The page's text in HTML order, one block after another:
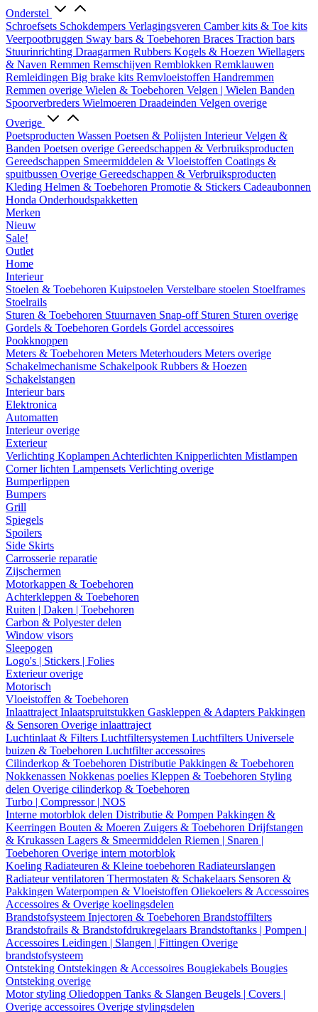
Onderstel
Schroefsets Schokdempers Verlagingsveren Camber kits & Toe kits
Veerpootbruggen Sway bars & Toebehoren Braces Traction bars
Stuurinrichting Draagarmen Rubbers Kogels & Hoezen Wiellagers
& Naven Remmen Remschijven Remblokken Remklauwen
Remleidingen Big brake kits Remvloeistoffen Handremmen
Remmen overige Wielen & Toebehoren Velgen | Wielen Banden
Spoorverbreders Wielmoeren Draadeinden Velgen overige
Overige
Poetsproducten Wassen Poetsen & Polijsten InterieurVelgen &
Banden Poetsen overige Gereedschappen & Verbruiksproducten
Gereedschappen Smeermiddelen & Vloeistoffen Coatings &
spuitbussen Overige Gereedschappen & Verbruiksproducten
Kleding Helmen & Toebehoren Promotie & Stickers Cadeaubonnen
Honda Onderhoudspakketten
Merken
Nieuw
Sale!
Outlet
Home
Interieur
Stoelen & Toebehoren Kuipstoelen Verstelbare stoelen Stoelframes
Stoelrails
Sturen & Toebehoren Stuurnaven Snap-off Sturen Sturen overige
Gordels & Toebehoren Gordels Gordel accessoires
Pookknoppen
Meters & Toebehoren Meters Meterhouders Meters overige
Schakelmechanisme Schakelpook Rubbers & Hoezen
Schakelstangen
Interieur bars
Elektronica
Automatten
Interieur overige
Exterieur
Verlichting Koplampen Achterlichten Knipperlichten Mistlampen
Corner lichten Lampensets Verlichting overige
Bumperlippen
Bumpers
Grill
Spiegels
Spoilers
Side Skirts
Carrosserie reparatie
Zijschermen
Motorkappen & Toebehoren
Achterkleppen & Toebehoren
Ruiten | Daken | Toebehoren
Carbon & Polyester delen
Window visors
Sleepogen
Logo's | Stickers | Folies
Exterieur overige
Motorisch
Vloeistoffen & Toebehoren
Inlaattraject Inlaatspruitstukken Gaskleppen & Adapters Pakkingen
& Sensoren Overige inlaattraject
Luchtinlaat & Filters Luchtfiltersystemen Luchtfilters Universele
buizen & Toebehoren Luchtfilter accessoires
Cilinderkop & Toebehoren Distributie Pakkingen & Toebehoren
Nokkenassen Nokkenas poelies Kleppen & Toebehoren Styling
delen Overige cilinderkop & Toebehoren
Turbo | Compressor | NOS
Interne motorblok delen Distributie & Pompen Pakkingen &
Keerringen Bouten & Moeren Zuigers & Toebehoren Drijfstangen
& Krukassen Lagers & Smeermiddelen Riemen | Snaren |
Toebehoren Overige intern motorblok
Koeling Radiateuren & Kleine toebehoren Radiateurslangen
Radiateur ventilatoren Thermostaten & Schakelaars Sensoren &
Pakkingen Waterpompen & Vloeistoffen Oliekoelers & Accessoires
Accessoires & Overige koelingsdelen
Brandstofsysteem Injectoren & Toebehoren Brandstoffilters
Brandstofrails & Brandstofdrukregelaars Brandstoftanks | Pompen |
Accessoires Leidingen | Slangen | Fittingen Overige
brandstofsysteem
Ontsteking Ontstekingen & Accessoires Bougiekabels Bougies
Ontsteking overige
Motor styling Oliedoppen Tanks & Slangen Beugels | Covers |
Overige accessoires Overige stylingsdelen